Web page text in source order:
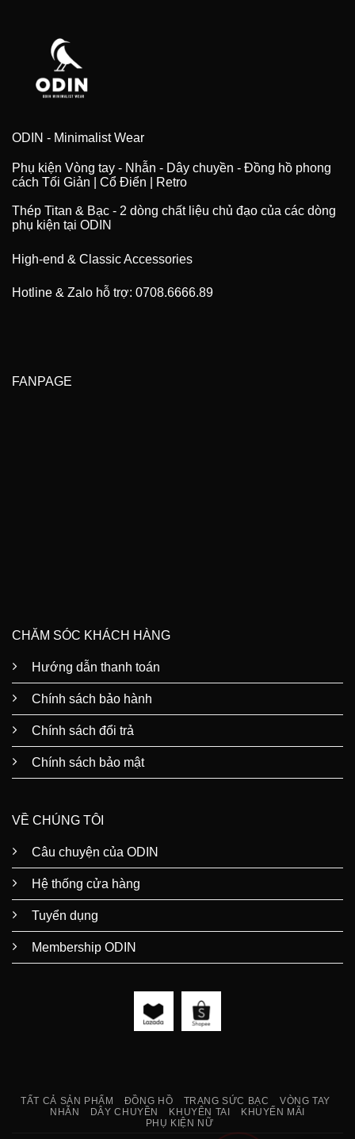
ODIN - Minimalist Wear
Phụ kiện Vòng tay - Nhẫn - Dây chuyền - Đồng hồ phong
cách Tối Giản | Cổ Điển | Retro
Thép Titan & Bạc - 2 dòng chất liệu chủ đạo của các dòng
phụ kiện tại ODIN
High-end & Classic Accessories
Hotline & Zalo hỗ trợ: 0708.6666.89
CHĂM SÓC KHÁCH HÀNG
Hướng dẫn thanh toán
Chính sách bảo hành
Chính sách đổi trả
Chính sách bảo mật
VỀ CHÚNG TÔI
Câu chuyện của ODIN
Hệ thống cửa hàng
Tuyển dụng
Membership ODIN
FANPAGE
TẤT CẢ SẢN PHẨM ĐỒNG HỒ TRANG SỨC BẠC
VÒNG TAY
NHẪN
DÂY CHUYỀN KHUYÊN TAI
KHUYẾN MÃI
PHỤ KIỆN NỮ